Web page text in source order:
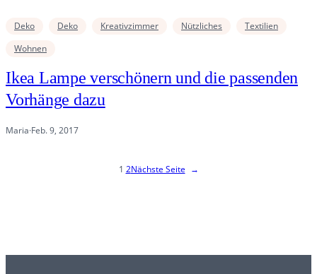
Deko Deko Kreativzimmer Nützliches
Textilien
Wohnen
Ikea Lampe verschönern und die passenden
Vorhänge dazu
Maria·Feb. 9, 2017
1 2Nächste Seite →